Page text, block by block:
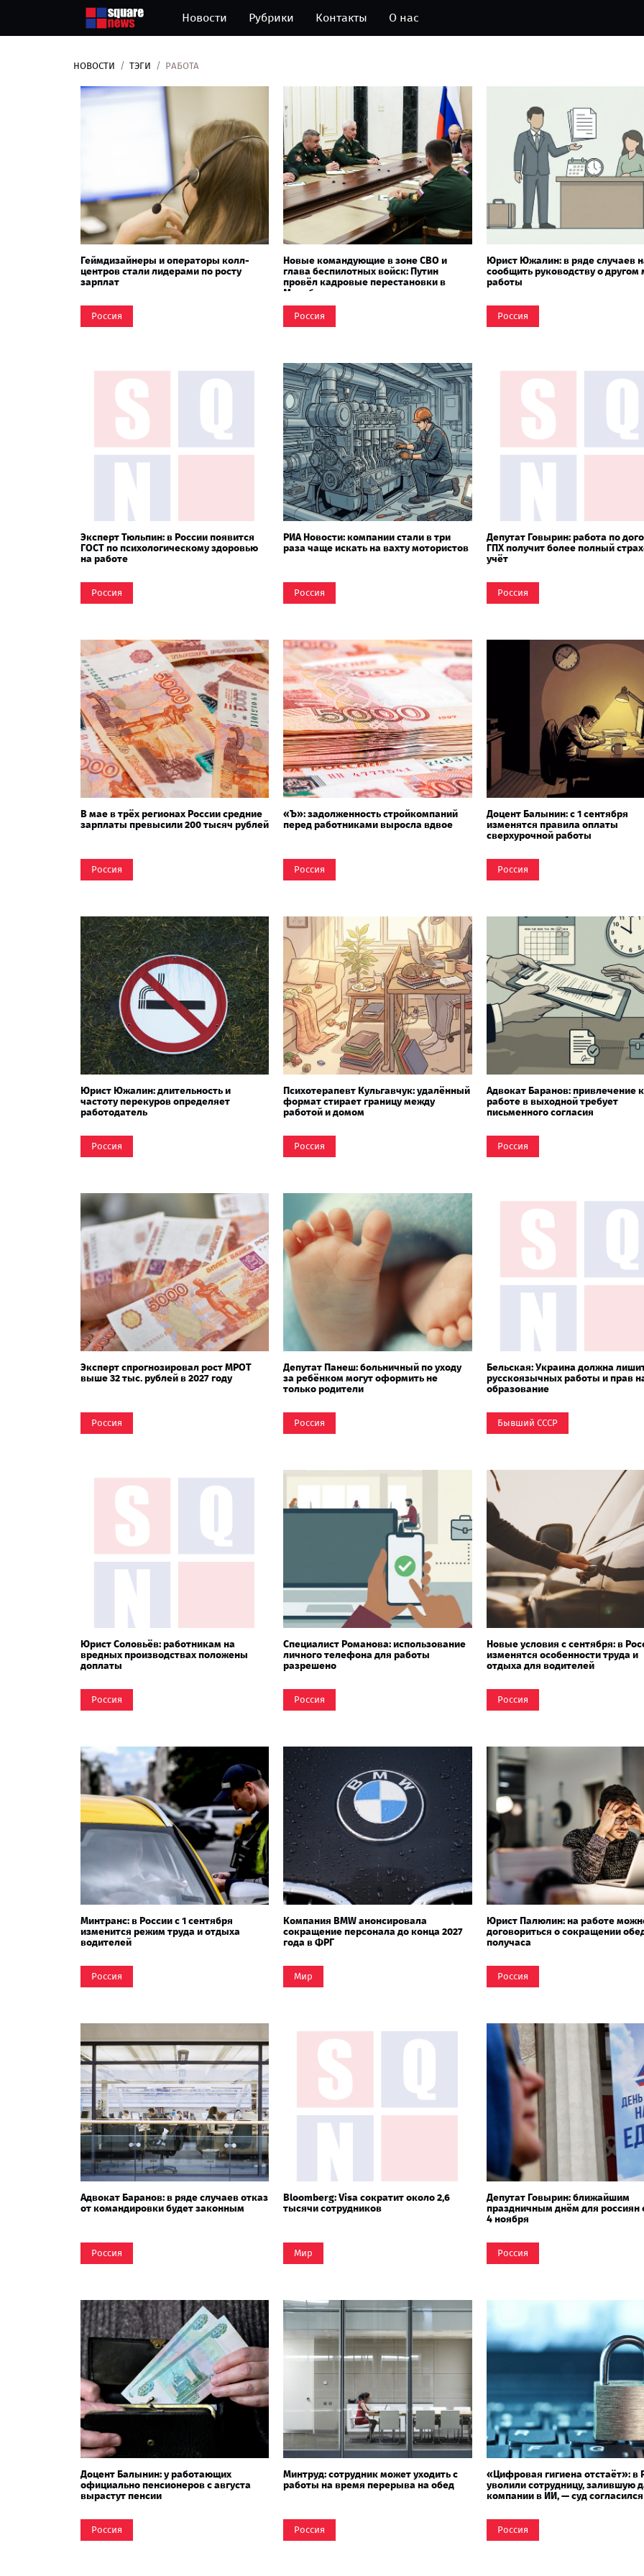
Новости Рубрики Контакты О нас
НОВОСТИ ТЭГИ РАБОТА
Геймдизайнеры и операторы колл-
центров стали лидерами по росту
зарплат
Россия
Новые командующие в зоне СВО и
глава беспилотных войск: Путин
провёл кадровые перестановки в
Минобороны
Россия
Юрист Южалин: в ряде случаев
сообщить руководству о другом
работы
Россия
Эксперт Тюльпин: в России появится
ГОСТ по психологическому здоровью
на работе
Россия
РИА Новости: компании стали в три
раза чаще искать на вахту мотористов
Россия
Депутат Говырин: работа по
ГПХ получит более полный
учёт
Россия
В мае в трёх регионах России средние
зарплаты превысили 200 тысяч рублей
Россия
«Ъ»: задолженность стройкомпаний
перед работниками выросла вдвое
Россия
Доцент Балынин: с 1 сентября
изменятся правила оплаты
сверхурочной работы
Россия
Юрист Южалин: длительность и
частоту перекуров определяет
работодатель
Россия
Психотерапевт Кульгавчук: удалённый
формат стирает границу между
работой и домом
Россия
Адвокат Баранов: привлечение к
работе в выходной требует
письменного согласия
Россия
Эксперт спрогнозировал рост МРОТ
выше 32 тыс. рублей в 2027 году
Россия
Депутат Панеш: больничный по уходу
за ребёнком могут оформить не
только родители
Россия
Бельская: Украина должна
русскоязычных работы и прав
образование
Бывший СССР
Юрист Соловьёв: работникам на
вредных производствах положены
доплаты
Россия
Специалист Романова: использование
личного телефона для работы
разрешено
Россия
Новые условия с сентября: в
изменятся особенности труда и
отдыха для водителей
Россия
Минтранс: в России с 1 сентября
изменится режим труда и отдыха
водителей
Россия
Компания BMW анонсировала
сокращение персонала до конца 2027
года в ФРГ
Мир
Юрист Палюлин: на работе
договориться о сокращении
получаса
Россия
Адвокат Баранов: в ряде случаев отказ
от командировки будет законным
Россия
Bloomberg: Visa сократит около 2,6
тысячи сотрудников
Мир
Депутат Говырин: ближайшим
праздничным днём для россиян
4 ноября
Россия
Доцент Балынин: у работающих
официально пенсионеров с августа
вырастут пенсии
Россия
Минтруд: сотрудник может уходить с
работы на время перерыва на обед
Россия
«Цифровая гигиена отстаёт»: в
уволили сотрудницу, залившую
компании в ИИ, — суд согласился
Россия